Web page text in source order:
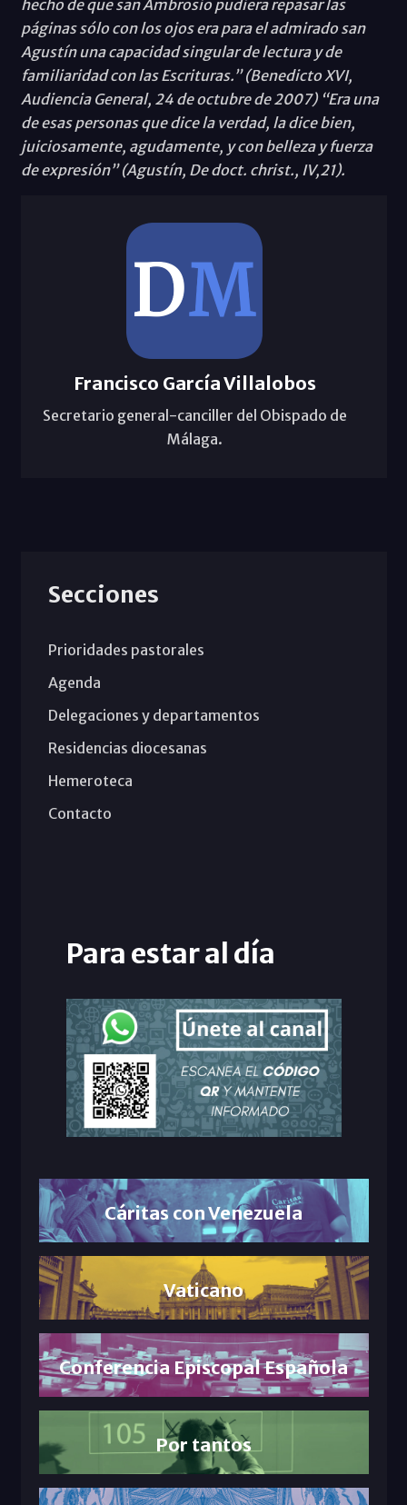
hecho de que san Ambrosio pudiera repasar las
páginas sólo con los ojos era para el admirado san
Agustín una capacidad singular de lectura y de
familiaridad con las Escrituras.” (Benedicto XVI,
Audiencia General, 24 de octubre de 2007) “Era una
de esas personas que dice la verdad, la dice bien,
juiciosamente, agudamente, y con belleza y fuerza
de expresión” (Agustín, De doct. christ., IV,21).
Francisco García Villalobos
Secretario general-canciller del Obispado de
Málaga.
Secciones
Prioridades pastorales
Agenda
Delegaciones y departamentos
Residencias diocesanas
Hemeroteca
Contacto
Para estar al día
Cáritas con Venezuela
Vaticano
Conferencia Episcopal Española
Por tantos